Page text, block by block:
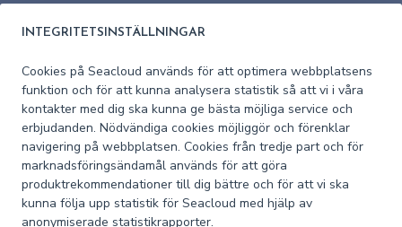
INTEGRITETSINSTÄLLNINGAR
Cookies på Seacloud används för att optimera webbplatsens
funktion och för att kunna analysera statistik så att vi i våra
kontakter med dig ska kunna ge bästa möjliga service och
erbjudanden. Nödvändiga cookies möjliggör och förenklar
navigering på webbplatsen. Cookies från tredje part och för
marknadsföringsändamål används för att göra
produktrekommendationer till dig bättre och för att vi ska
kunna följa upp statistik för Seacloud med hjälp av
anonymiserade statistikrapporter.
7153966
I lager
Pris (exkl. moms) 14,58 kr
7153081
Albatros 8mm Gul-röd